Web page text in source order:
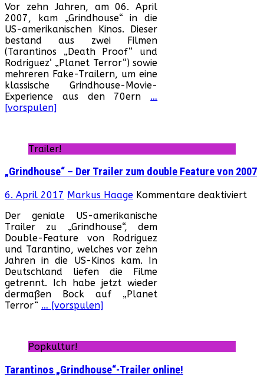
Vor zehn Jahren, am 06. April
2007, kam „Grindhouse“ in die
US-amerikanischen Kinos. Dieser
bestand aus zwei Filmen
(Tarantinos „Death Proof“ und
Rodriguez‘ „Planet Terror“) sowie
mehreren Fake-Trailern, um eine
klassische Grindhouse-Movie-
Experience aus den 70ern …
[vorspulen]
Trailer!
„Grindhouse“ – Der Trailer zum double Feature von 2007
6. April 2017 Markus Haage Kommentare deaktiviertfür
Der geniale US-amerikanische
Trailer zu „Grindhouse“, dem
Double-Feature von Rodriguez
und Tarantino, welches vor zehn
Jahren in die US-Kinos kam. In
Deutschland liefen die Filme
getrennt. Ich habe jetzt wieder
dermaßen Bock auf „Planet
Terror“ … [vorspulen]
Popkultur!
Tarantinos „Grindhouse“-Trailer online!